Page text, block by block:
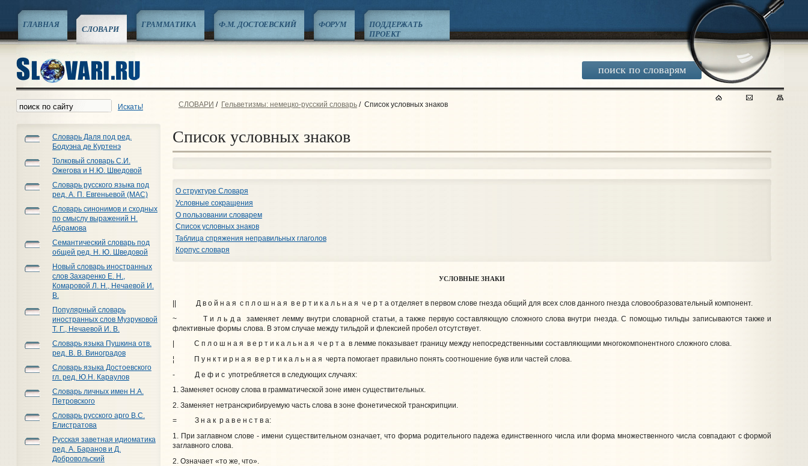
поиск по словарям
ГЛАВНАЯ СЛОВАРИ ГРАММАТИКА Ф.М. ДОСТОЕВСКИЙ ФОРУМ
ПОДДЕРЖАТЬ
ПРОЕКТ
Искать!
Словарь Даля под ред.
Бодуэна де Куртенэ
Толковый словарь С.И.
Ожегова и Н.Ю. Шведовой
Словарь русского языка под
ред. А. П. Евгеньевой (МАС)
Словарь синонимов и сходных
по смыслу выражений Н.
Абрамова
Семантический словарь под
общей ред. Н. Ю. Шведовой
Новый словарь иностранных
слов Захаренко Е. Н.,
Комаровой Л. Н., Нечаевой И.
В.
Популярный словарь
иностранных слов Музруковой
Т. Г., Нечаевой И. В.
Словарь языка Пушкина отв.
ред. В. В. Виноградов
Словарь языка Достоевского
гл. ред. Ю.Н. Караулов
Словарь личных имен Н.А.
Петровского
Словарь русского арго В.С.
Елистратова
Русская заветная идиоматика
ред. А. Баранов и Д.
Добровольский
СЛОВАРИ / Гельветизмы: немецко-русский словарь/ Список условных знаков
Список условных знаков
О структуре Словаря
Условные сокращения
О пользовании словарем
Список условных знаков
Таблица спряжения неправильных глаголов
Корпус словаря
УСЛОВНЫЕ ЗНАКИ
|| Д в о й н а я с п л о ш н а я в е р т и к а л ь н а я ч е р т а отделяет в первом слове гнезда общий для всех слов данного гнезда словообразовательный компонент.
~ Т и л ь д а заменяет лемму внутри словарной статьи, а также первую составляющую сложного слова внутри гнезда. С помощью тильды записываются также и
флективные формы слова. В этом случае между тильдой и флексией пробел отсутствует.
| С п л о ш н а я в е р т и к а л ь н а я ч е р т а в лемме показывает границу между непосредственными составляющими многокомпонентного сложного слова.
¦ П у н к т и р н а я в е р т и к а л ь н а я черта помогает правильно понять соотношение букв или частей слова.
- Д е ф и с употребляется в следующих случаях:
1. Заменяет основу слова в грамматической зоне имен существительных.
2. Заменяет нетранскрибируемую часть слова в зоне фонетической транскрипции.
= З н а к р а в е н с т в а:
1. При заглавном слове - имени существительном означает, что форма родительного падежа единственного числа или форма множественного числа совпадают с формой
заглавного слова.
2. Означает «то же, что».